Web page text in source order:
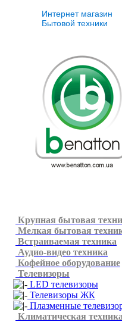
Интернет магазин
Бытовой техники
Крупная бытовая
Мелкая бытовая
Встраиваемая техника
Аудио-видео техника
Кофейное оборудование
Телевизоры
LED телевизоры
Телевизоры ЖК
Плазменные
Климатическая техника